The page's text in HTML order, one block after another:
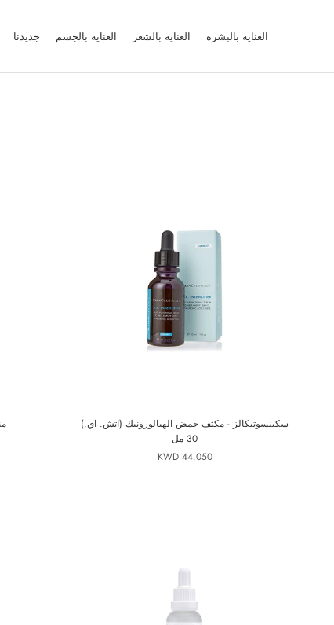
العناية بالبشرة
العناية بالشعر
العناية بالجسم
جديدنا
سكينسوتيكالز - مكثف حمض الهيالورونيك (اتش. اي.)
30 مل
44.050 KWD